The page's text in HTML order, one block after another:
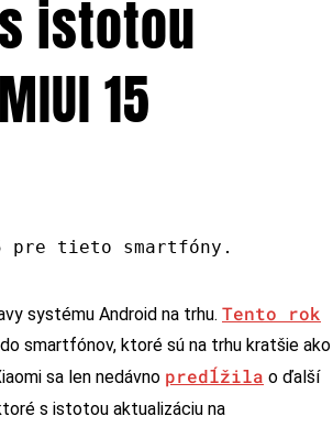
istotou
15
pre tieto smartfóny .
systému Android na trhu. Tento rok
smartfónov, ktoré sú na trhu kratšie ako
sa len nedávno predĺžila o ďalší
s istotou aktualizáciu na